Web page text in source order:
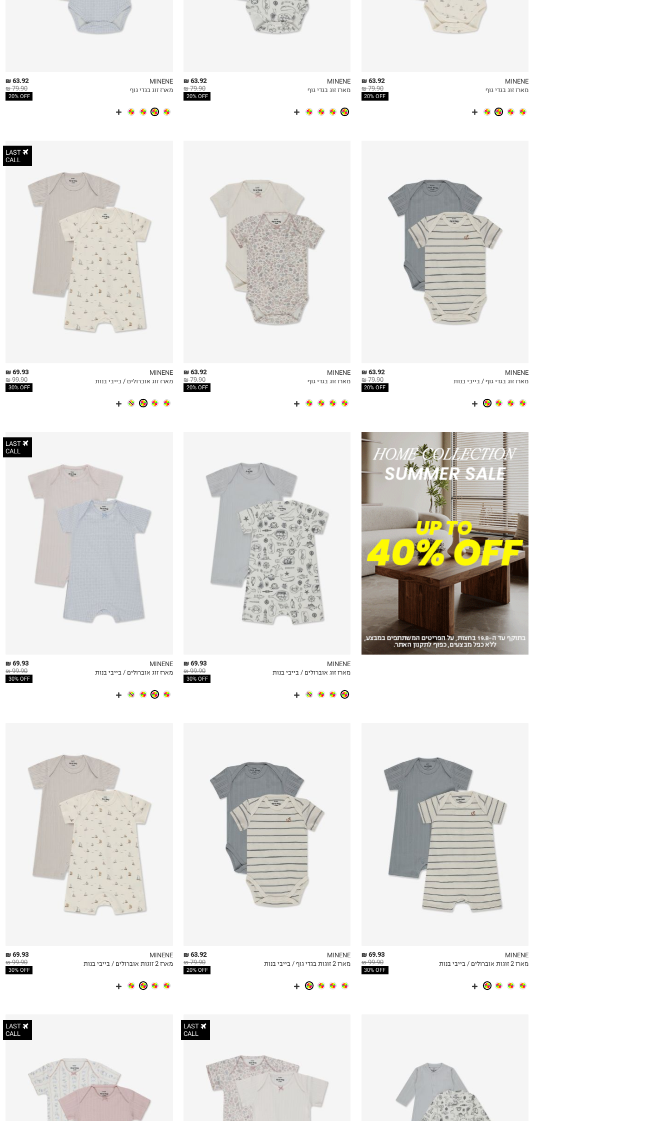
MY LIST
63.92 ₪
79.90 ₪
20% OFF
MINENE
מארז זוג בגדי גוף
MY LIST
63.92 ₪
79.90 ₪
20% OFF
MINENE
מארז זוג בגדי גוף
MY LIST
63.92 ₪
79.90 ₪
20% OFF
MINENE
מארז זוג בגדי גוף
MY LIST
63.92 ₪
79.90 ₪
20% OFF
MINENE
מארז זוג בגדי גוף / בייבי בנות
MY LIST
63.92 ₪
79.90 ₪
20% OFF
MINENE
מארז זוג בגדי גוף
LAST
CALL
MY LIST
69.93 ₪
99.90 ₪
30% OFF
MINENE
מארז זוג אוברולים / בייבי בנות
MY LIST
69.93 ₪
99.90 ₪
30% OFF
MINENE
מארז זוג אוברולים / בייבי בנות
LAST
CALL
MY LIST
69.93 ₪
99.90 ₪
30% OFF
MINENE
מארז זוג אוברולים / בייבי בנות
MY LIST
69.93 ₪
99.90 ₪
30% OFF
MINENE
מארז 2 זוגות אוברולים / בייבי בנות
MY LIST
63.92 ₪
79.90 ₪
20% OFF
MINENE
מארז 2 זוגות בגדי גוף / בייבי בנות
MY LIST
69.93 ₪
99.90 ₪
30% OFF
MINENE
מארז 2 זוגות אוברולים / בייבי בנות
LAST
CALL
LAST
CALL